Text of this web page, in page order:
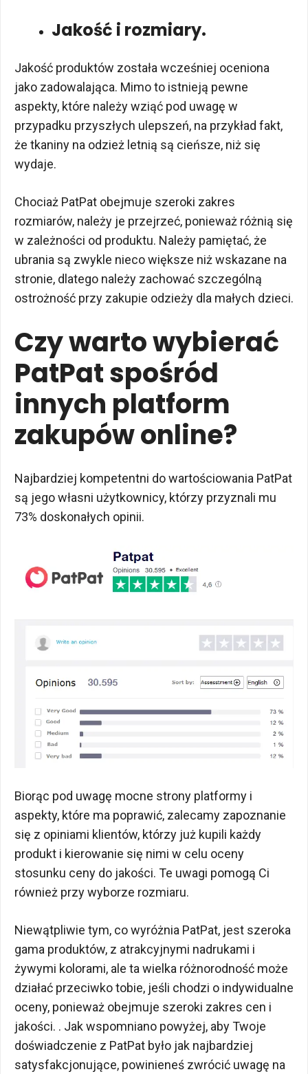
Jakość i rozmiary.
Jakość produktów została wcześniej oceniona
jako zadowalająca. Mimo to istnieją pewne
aspekty, które należy wziąć pod uwagę w
przypadku przyszłych ulepszeń, na przykład fakt,
że tkaniny na odzież letnią są cieńsze, niż się
wydaje.
Chociaż PatPat obejmuje szeroki zakres
rozmiarów, należy je przejrzeć, ponieważ różnią się
w zależności od produktu. Należy pamiętać, że
ubrania są zwykle nieco większe niż wskazane na
stronie, dlatego należy zachować szczególną
ostrożność przy zakupie odzieży dla małych dzieci.
Czy warto wybierać
PatPat spośród
innych platform
zakupów online?
Najbardziej kompetentni do wartościowania PatPat
są jego własni użytkownicy, którzy przyznali mu
73% doskonałych opinii.
Biorąc pod uwagę mocne strony platformy i
aspekty, które ma poprawić, zalecamy zapoznanie
się z opiniami klientów, którzy już kupili każdy
produkt i kierowanie się nimi w celu oceny
stosunku ceny do jakości. Te uwagi pomogą Ci
również przy wyborze rozmiaru.
Niewątpliwie tym, co wyróżnia PatPat, jest szeroka
gama produktów, z atrakcyjnymi nadrukami i
żywymi kolorami, ale ta wielka różnorodność może
działać przeciwko tobie, jeśli chodzi o indywidualne
oceny, ponieważ obejmuje szeroki zakres cen i
jakości. . Jak wspomniano powyżej, aby Twoje
doświadczenie z PatPat było jak najbardziej
satysfakcjonujące, powinieneś zwrócić uwagę na